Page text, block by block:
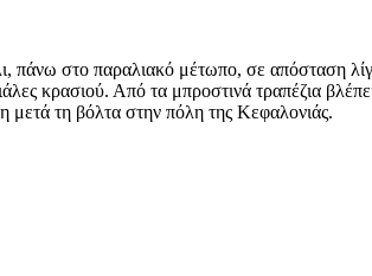
στο παραλιακό μέτωπο, σε απόσταση
κρασιού. Από τα μπροστινά τραπέζια
μετά τη βόλτα στην πόλη της Κεφαλονιάς.